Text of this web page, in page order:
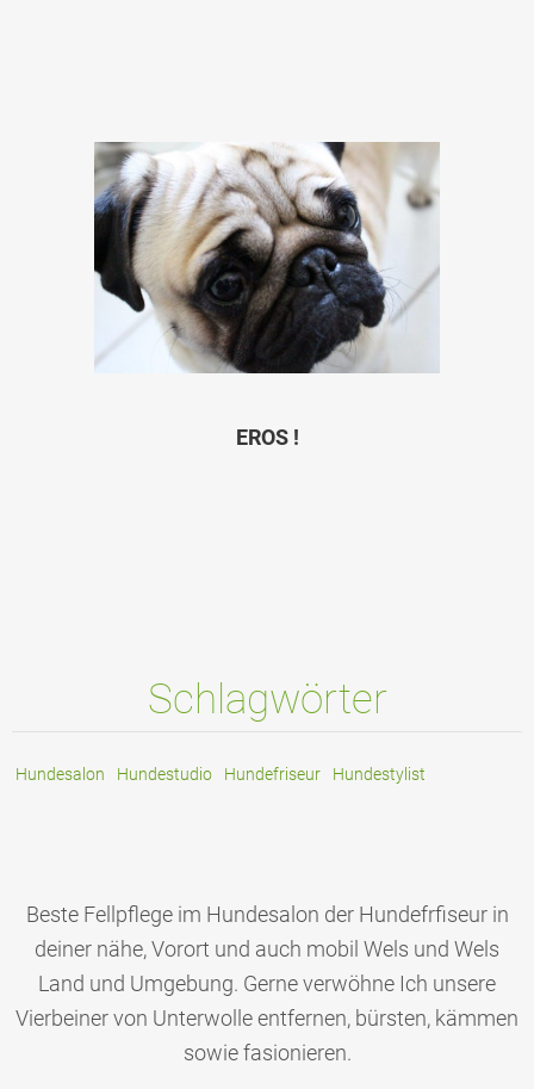
EROS !
Schlagwörter
Hundesalon Hundestudio Hundefriseur Hundestylist
Beste Fellpflege im Hundesalon der Hundefrfiseur in
deiner nähe, Vorort und auch mobil Wels und Wels
Land und Umgebung. Gerne verwöhne Ich unsere
Vierbeiner von Unterwolle entfernen, bürsten, kämmen
sowie fasionieren.